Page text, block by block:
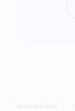
aromathérapie